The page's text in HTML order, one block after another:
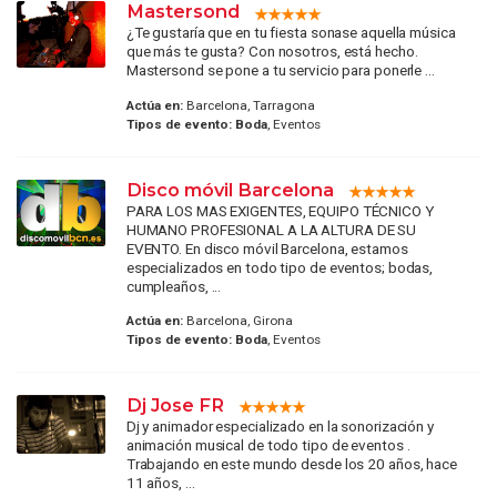
Mastersond
¿Te gustaría que en tu fiesta sonase aquella música
que más te gusta? Con nosotros, está hecho.
Mastersond se pone a tu servicio para ponerle ...
Actúa en:Barcelona, Tarragona
Tipos de evento: Boda, Eventos
Disco móvil Barcelona
PARA LOS MAS EXIGENTES, EQUIPO TÉCNICO Y
HUMANO PROFESIONAL A LA ALTURA DE SU
EVENTO. En disco móvil Barcelona, estamos
especializados en todo tipo de eventos; bodas,
cumpleaños, ...
Actúa en:Barcelona, Girona
Tipos de evento: Boda, Eventos
Dj Jose FR
Dj y animador especializado en la sonorización y
animación musical de todo tipo de eventos .
Trabajando en este mundo desde los 20 años, hace
11 años, ...